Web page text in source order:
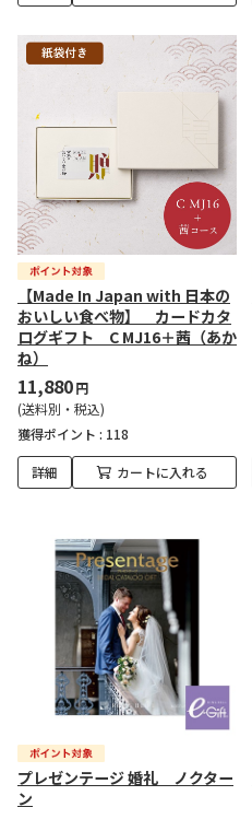
【Made In Japan with 日本の
おいしい食べ物】 カードカタ
ログギフト C MJ16＋茜（あか
ね）
11,880円
(送料別・税込)
獲得ポイント : 118
詳細 カートに入れる
プレゼンテージ 婚礼 ノクター
ン